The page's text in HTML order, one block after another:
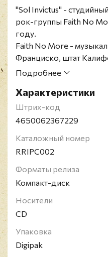
"Sol Invictus" -
рок-группы Faith No
году.
Faith No More -
Франциско, штат
1979 году и
No More, группа
Sharp Young Men.
менялся, лишь Билли
шестого альбома под
группа распалась в
года Faith No More
честь этого группа
тур под названием "The
начавшийся в 2009-ом и
году; после 19 мая
Подробнее
Характеристики
Штрих-код
4650062367229
Каталожный номер
RRIPC002
Форматы релиза
Компакт-диск
Носители
CD
Упаковка
Digipak